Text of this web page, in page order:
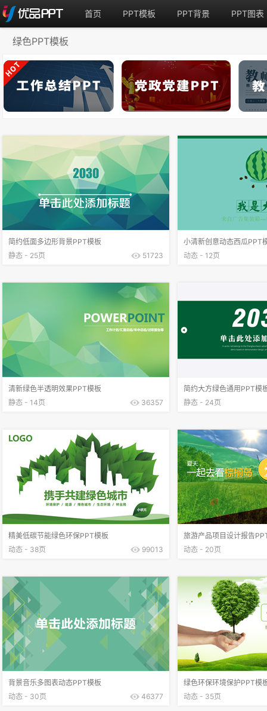
首页 PPT模板 PPT背景 PPT图表
绿色PPT模板
简约低面多边形背景PPT模板
静态 - 25页
51723
小清新创意动态西瓜PPT
动态 - 12页
清新绿色半透明效果PPT模板
静态 - 14页
36357
简约大方绿色通用PPT模
静态 - 24页
精美低碳节能绿色环保PPT模板
动态 - 38页
99013
旅游产品项目设计报告
动态 - 20页
背景音乐多图表动态PPT模板
动态 - 30页
46377
绿色环保环境保护PPT模
动态 - 35页